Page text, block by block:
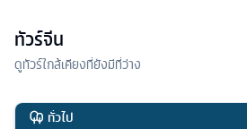
ทัวร์จีน
ดูทัวร์ใกล้เคียงที่ยังมีที่ว่าง
ทั่วไป